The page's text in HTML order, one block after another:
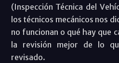
(Inspección Técnica del
los técnicos mecánicos nos
no funcionan o qué hay que
la revisión mejor de lo
revisado.